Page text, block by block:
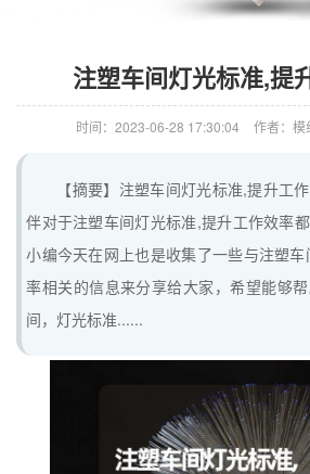
注塑车间灯光标准,提
时间：2023-06-28 17:30:04 作者：模
【摘要】注塑车间灯光标准,提升工
伴对于注塑车间灯光标准,提升工作效率
小编今天在网上也是收集了一些与注塑
率相关的信息来分享给大家，希望能够
间，灯光标准......